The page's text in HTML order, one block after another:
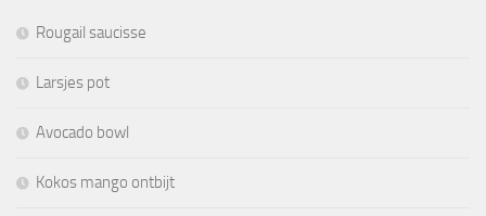
Rougail saucisse
Larsjes pot
Avocado bowl
Kokos mango ontbijt